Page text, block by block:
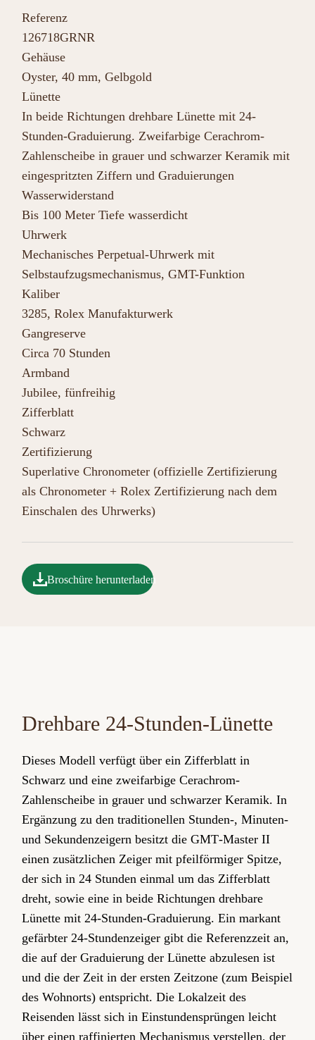
Referenz
126718GRNR
Gehäuse
Oyster, 40 mm, Gelbgold
Lünette
In beide Richtungen drehbare Lünette mit 24-
Stunden-Graduierung. Zweifarbige Cerachrom-
Zahlenscheibe in grauer und schwarzer Keramik mit
eingespritzten Ziffern und Graduierungen
Wasserwiderstand
Bis 100 Meter Tiefe wasserdicht
Uhrwerk
Mechanisches Perpetual-Uhrwerk mit
Selbstaufzugsmechanismus, GMT-Funktion
Kaliber
3285, Rolex Manufakturwerk
Gangreserve
Circa 70 Stunden
Armband
Jubilee, fünfreihig
Zifferblatt
Schwarz
Zertifizierung
Superlative Chronometer (offizielle Zertifizierung
als Chronometer + Rolex Zertifizierung nach dem
Einschalen des Uhrwerks)
Broschüre herunterladen
Drehbare 24-Stunden-Lünette
Dieses Modell verfügt über ein Zifferblatt in
Schwarz und eine zweifarbige Cerachrom-
Zahlenscheibe in grauer und schwarzer Keramik. In
Ergänzung zu den traditionellen Stunden-, Minuten-
und Sekunden­zeigern besitzt die GMT‑Master II
einen zusätzlichen Zeiger mit pfeilförmiger Spitze,
der sich in 24 Stunden einmal um das Zifferblatt
dreht, sowie eine in beide Richtungen drehbare
Lünette mit 24-Stunden-Graduierung. Ein markant
gefärbter 24-Stundenzeiger gibt die Referenzzeit an,
die auf der Graduierung der Lünette abzulesen ist
und die der Zeit in der ersten Zeitzone (zum Beispiel
des Wohnorts) entspricht. Die Lokalzeit des
Reisenden lässt sich in Einstunden­­sprüngen leicht
über einen raffinierten Mechanismus ver­stel­len, der